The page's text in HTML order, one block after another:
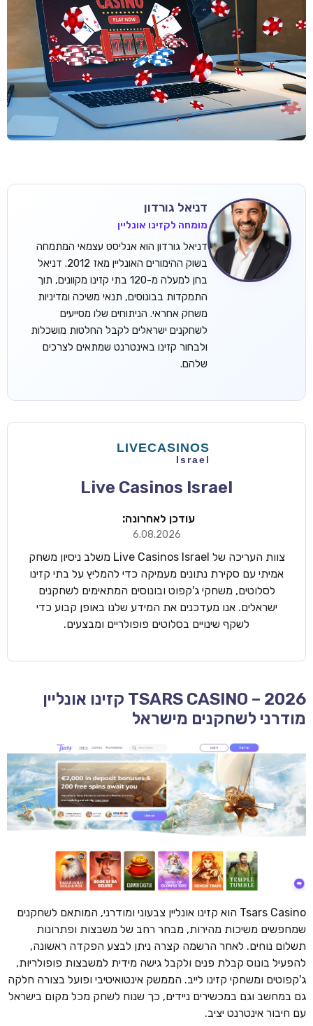
דניאל גורדון
מומחה לקזינו אונליין
דניאל גורדון הוא אנליסט עצמאי המתמחה
בשוק ההימורים האונליין מאז 2012. דניאל
בחן למעלה מ-120 בתי קזינו מקוונים, תוך
התמקדות בבונוסים, תנאי משיכה ומדיניות
משחק אחראי. הניתוחים שלו מסייעים
לשחקנים ישראלים לקבל החלטות מושכלות
ולבחור קזינו באינטרנט שמתאים לצרכים
שלהם.
Live Casinos Israel
עודכן לאחרונה:
6.08.2026
צוות העריכה של Live Casinos Israel משלב ניסיון משחק
אמיתי עם סקירת נתונים מעמיקה כדי להמליץ על בתי קזינו
לסלוטים, משחקי ג'קפוט ובונוסים המתאימים לשחקנים
ישראלים. אנו מעדכנים את המידע שלנו באופן קבוע כדי
לשקף שינויים בסלוטים פופולריים ומבצעים.
TSARS CASINO – 2026 קזינו אונליין
מודרני לשחקנים מישראל
Tsars Casino הוא קזינו אונליין צבעוני ומודרני, המותאם לשחקנים
שמחפשים משיכות מהירות, מבחר רחב של משבצות ופתרונות
תשלום נוחים. לאחר הרשמה קצרה ניתן לבצע הפקדה ראשונה,
להפעיל בונוס קבלת פנים ולקבל גישה מידית למשבצות פופולריות,
ג'קפוטים ומשחקי קזינו לייב. הממשק אינטואיטיבי ופועל בצורה חלקה
גם במחשב וגם במכשירים ניידים, כך שנוח לשחק מכל מקום בישראל
עם חיבור אינטרנט יציב.